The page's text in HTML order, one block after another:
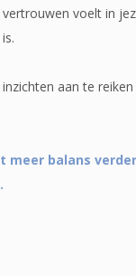
voelt in
aan te
balans